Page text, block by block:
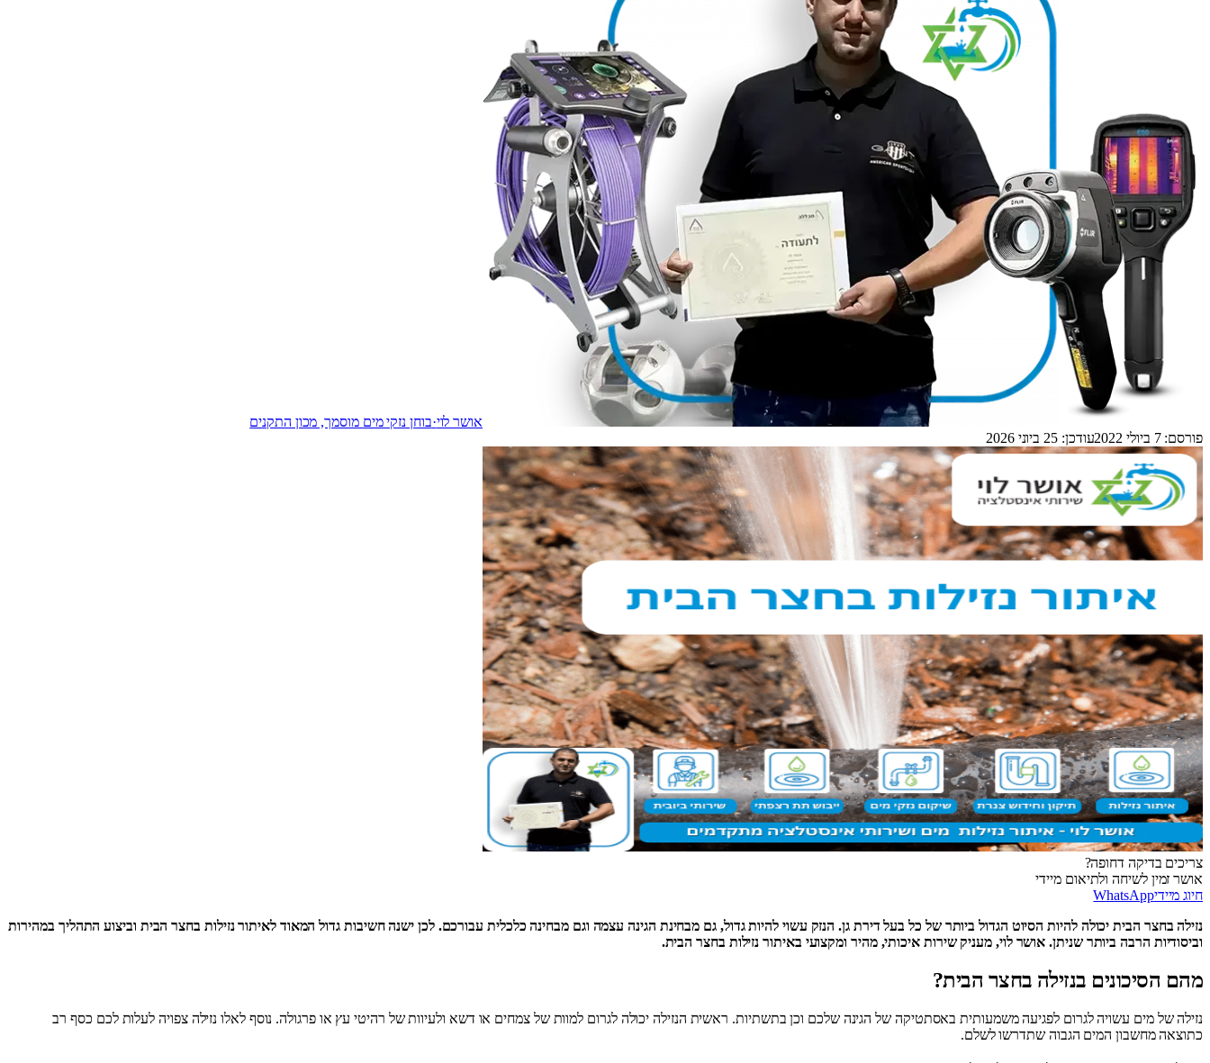
אושר לוי·בוחן נזקי מים מוסמך, מכון התקנים
פורסם:7 ביולי 2022 עודכן: 25 ביוני 2026
צריכים בדיקה דחופה?
אושר זמין לשיחה ולתיאום מיידי
חיוג מיידיWhatsApp
נזילה בחצר הבית יכולה להיות הסיוט הגדול ביותר של כל בעל דירת גן. הנזק עשוי להיות גדול, גם מבחינת הגינה עצמה וגם מבחינה כלכלית עבורכם. לכן ישנה חשיבות גדול המאוד לאיתור נזילות בחצר הבית וביצוע התהליך במהירות
וביסודיות הרבה ביותר שניתן. אושר לוי, מעניק שירות איכותי, מהיר ומקצועי באיתור נזילות בחצר הבית.
מהם הסיכונים בנזילה בחצר הבית?
נזילה של מים עשויה לגרום לפגיעה משמעותית באסתטיקה של הגינה שלכם וכן בתשתיות. ראשית הנזילה יכולה לגרום למוות של צמחים או דשא ולעיוות של רהיטי עץ או פרגולה. נוסף לאלו נזילה צפויה לעלות לכם כסף רב
כתוצאה מחשבון המים הגבוה שתדרשו לשלם.